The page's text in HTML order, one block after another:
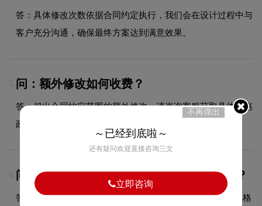
答：具体修改次数依据合同约定执行，我们会在设计过程中与
客户充分沟通，确保最终方案达到满意效果。
5. 问：额外修改如何收费？
答：超出合同约定范围的额外修改，请咨询客服获取具体优惠
政策，我们将根据修改幅度提供合理报价。
6. 问：与狼共舞的品牌logo属于什么设计风格？
答：与狼共舞品牌logo整体呈现出图形的设计风格。这种风格
不再弹出
～已经到底啦～
还有疑问欢迎直接咨询三文
立即咨询